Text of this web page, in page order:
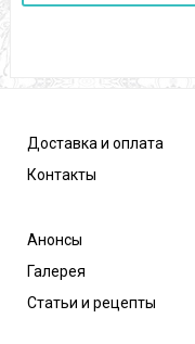
Доставка и оплата
Контакты
Анонсы
Галерея
Статьи и рецепты